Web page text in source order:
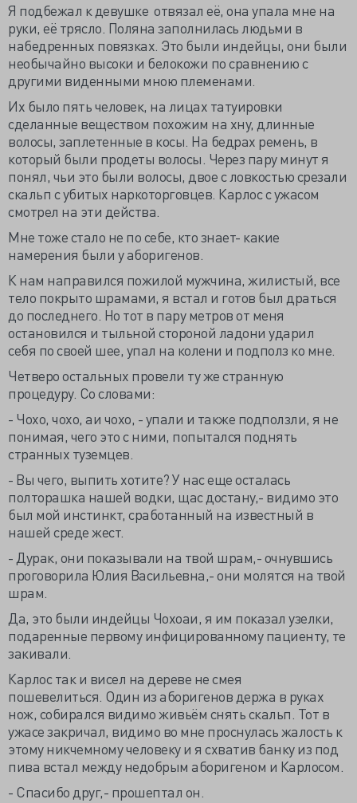
Я подбежал к девушке отвязал её, она упала мне на
руки, её трясло. Поляна заполнилась людьми в
набедренных повязках. Это были индейцы, они были
необычайно высоки и белокожи по сравнению с
другими виденными мною племенами.
Их было пять человек, на лицах татуировки
сделанные веществом похожим на хну, длинные
волосы, заплетенные в косы. На бедрах ремень, в
который были продеты волосы. Через пару минут я
понял, чьи это были волосы, двое с ловкостью срезали
скальп с убитых наркоторговцев. Карлос с ужасом
смотрел на эти действа.
Мне тоже стало не по себе, кто знает- какие
намерения были у аборигенов.
К нам направился пожилой мужчина, жилистый, все
тело покрыто шрамами, я встал и готов был драться
до последнего. Но тот в пару метров от меня
остановился и тыльной стороной ладони ударил
себя по своей шее, упал на колени и подполз ко мне.
Четверо остальных провели ту же странную
процедуру. Со словами:
- Чохо, чохо, аи чохо, - упали и также подползли, я не
понимая, чего это с ними, попытался поднять
странных туземцев.
- Вы чего, выпить хотите? У нас еще осталась
полторашка нашей водки, щас достану,- видимо это
был мой инстинкт, сработанный на известный в
нашей среде жест.
- Дурак, они показывали на твой шрам,- очнувшись
проговорила Юлия Васильевна,- они молятся на твой
шрам.
Да, это были индейцы Чохоаи, я им показал узелки,
подаренные первому инфицированному пациенту, те
закивали.
Карлос так и висел на дереве не смея
пошевелиться. Один из аборигенов держа в руках
нож, собирался видимо живьём снять скальп. Тот в
ужасе закричал, видимо во мне проснулась жалость к
этому никчемному человеку и я схватив банку из под
пива встал между недобрым аборигеном и Карлосом.
- Спасибо друг,- прошептал он.